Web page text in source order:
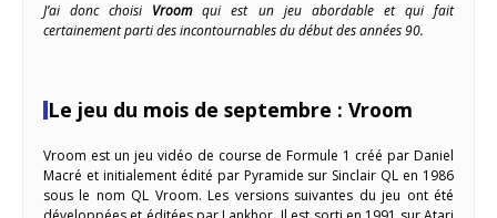
J’ai donc choisi Vroomqui est un jeu abordable et qui fait
certainement parti des incontournables du début des années 90.
Le jeu du mois de septembre : Vroom
Vroom est un jeu vidéo de course de Formule 1 créé par Daniel
Macré et initialement édité par Pyramide sur Sinclair QL en 1986
sous le nom QL Vroom. Les versions suivantes du jeu ont été